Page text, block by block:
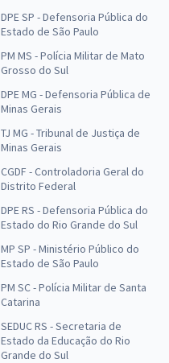
DPE SP - Defensoria Pública do
Estado de São Paulo
PM MS - Polícia Militar de Mato
Grosso do Sul
DPE MG - Defensoria Pública de
Minas Gerais
TJ MG - Tribunal de Justiça de
Minas Gerais
CGDF - Controladoria Geral do
Distrito Federal
DPE RS - Defensoria Pública do
Estado do Rio Grande do Sul
MP SP - Ministério Público do
Estado de São Paulo
PM SC - Polícia Militar de Santa
Catarina
SEDUC RS - Secretaria de
Estado da Educação do Rio
Grande do Sul